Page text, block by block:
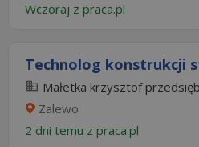
Wczoraj z praca.pl
Technolog konstrukcji
Małetka krzysztof
Zalewo
2 dni temu z praca.pl